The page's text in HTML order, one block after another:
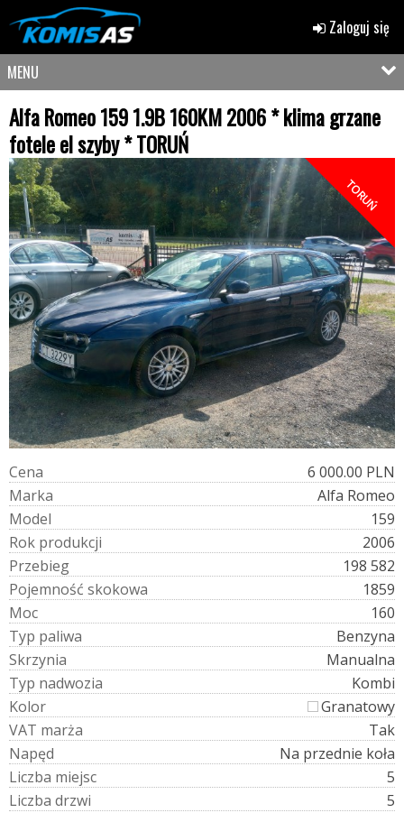
Zaloguj się
MENU
Alfa Romeo 159 1.9B 160KM 2006 * klima grzane
fotele el szyby * TORUŃ
TORUŃ
Cena
6 000.00 PLN
Marka
Alfa Romeo
Model
159
Rok produkcji
2006
Przebieg
198 582
Pojemność skokowa
1859
Moc
160
Typ paliwa
Benzyna
Skrzynia
Manualna
Typ nadwozia
Kombi
Kolor
Granatowy
VAT marża
Tak
Napęd
Na przednie koła
Liczba miejsc
5
Liczba drzwi
5